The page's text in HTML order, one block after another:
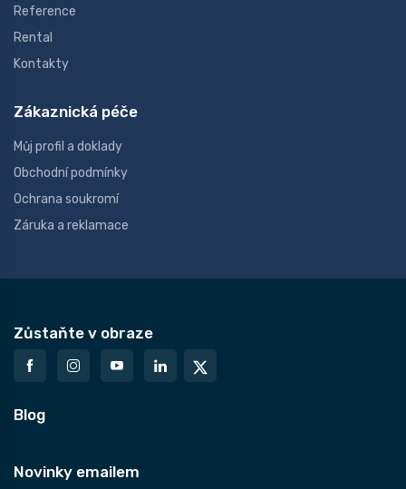
Reference
Rental
Kontakty
Zákaznická péče
Můj profil a doklady
Obchodní podmínky
Ochrana soukromí
Záruka a reklamace
Zůstaňte v obraze
Blog
Novinky emailem